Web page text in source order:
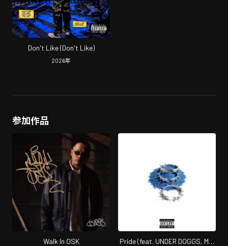
Don't Like (Don't Like)
2026年
参加作品
Walk In OSK
Pride (feat. UNDER DOGGS, MIJ